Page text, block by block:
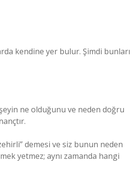
kendine yer bulur. Şimdi bunları
ne olduğunu ve neden doğru
demesi ve siz bunun neden
yetmez; aynı zamanda hangi